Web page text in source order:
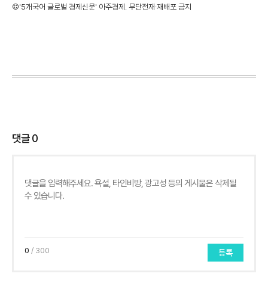
©'5개국어 글로벌 경제신문' 아주경제. 무단전재·재배포 금지
댓글0
0 / 300 등록